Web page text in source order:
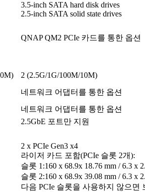
3.5-inch SATA hard disk drives
2.5-inch SATA solid state drives
QNAP QM2 PCIe 카드를 통한 옵션
2 (2.5G/1G/100M/10M)
네트워크 어댑터를 통한 옵션
네트워크 어댑터를 통한 옵션
2.5GbE 포트만 지원
2 x PCIe Gen3 x4
라이저 카드 포함(PCIe 슬롯 2개):
슬롯 1:160 x 68.9x 18.76 mm / 6.3 x
슬롯 2:160 x 68.9x 39.08 mm / 6.3 x
다음 PCIe 슬롯을 사용하지 않으면